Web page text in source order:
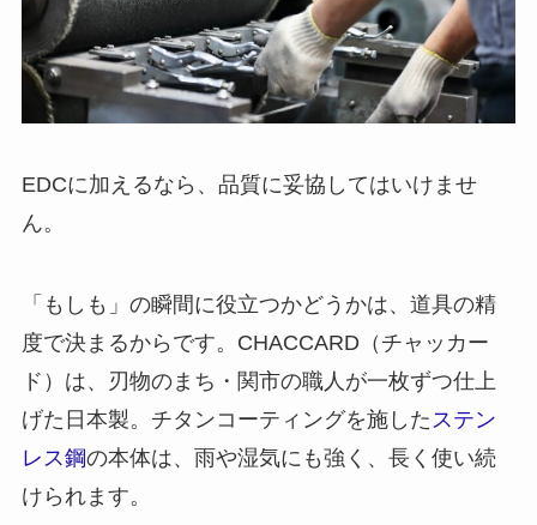
EDCに加えるなら、品質に妥協してはいけませ
ん。
「もしも」の瞬間に役立つかどうかは、道具の精
度で決まるからです。CHACCARD（チャッカー
ド）は、刃物のまち・関市の職人が一枚ずつ仕上
げた日本製。チタンコーティングを施したステン
レス鋼の本体は、雨や湿気にも強く、長く使い続
けられます。